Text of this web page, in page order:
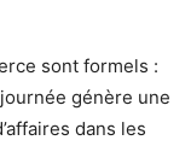
sont formels :
génère une
dans les